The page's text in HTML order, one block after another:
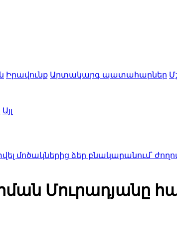
Իրավունք Արտակարգ պատահարներ
Այլ
ձեր բնակարանում՝
Մուրադյանը